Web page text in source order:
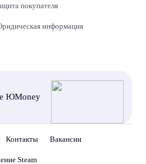
покупателя
информация
ЮMoney
Контакты Вакансии
Steam